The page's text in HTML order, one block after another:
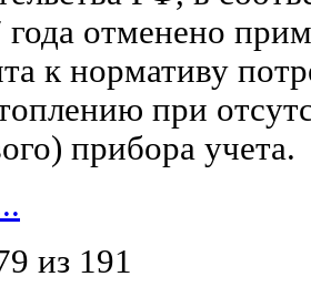
года отменено
к нормативу
при
прибора учета.
из 191